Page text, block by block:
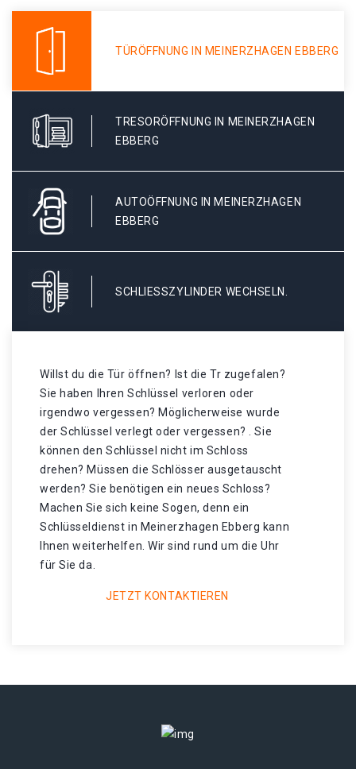
TÜRÖFFNUNG IN MEINERZHAGEN EBBERG
TRESORÖFFNUNG IN MEINERZHAGEN
EBBERG
AUTOÖFFNUNG IN MEINERZHAGEN
EBBERG
SCHLIESSZYLINDER WECHSELN.
Willst du die Tür öffnen? Ist die Tr zugefalen?
Sie haben Ihren Schlüssel verloren oder
irgendwo vergessen? Möglicherweise wurde
der Schlüssel verlegt oder vergessen? . Sie
können den Schlüssel nicht im Schloss
drehen? Müssen die Schlösser ausgetauscht
werden? Sie benötigen ein neues Schloss?
Machen Sie sich keine Sogen, denn ein
Schlüsseldienst in Meinerzhagen Ebberg kann
Ihnen weiterhelfen. Wir sind rund um die Uhr
für Sie da.
JETZT KONTAKTIEREN